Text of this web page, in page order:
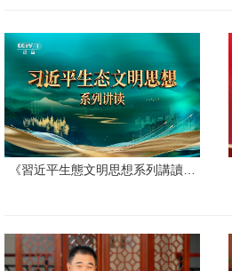
《習近平生態文明思想系列講讀…